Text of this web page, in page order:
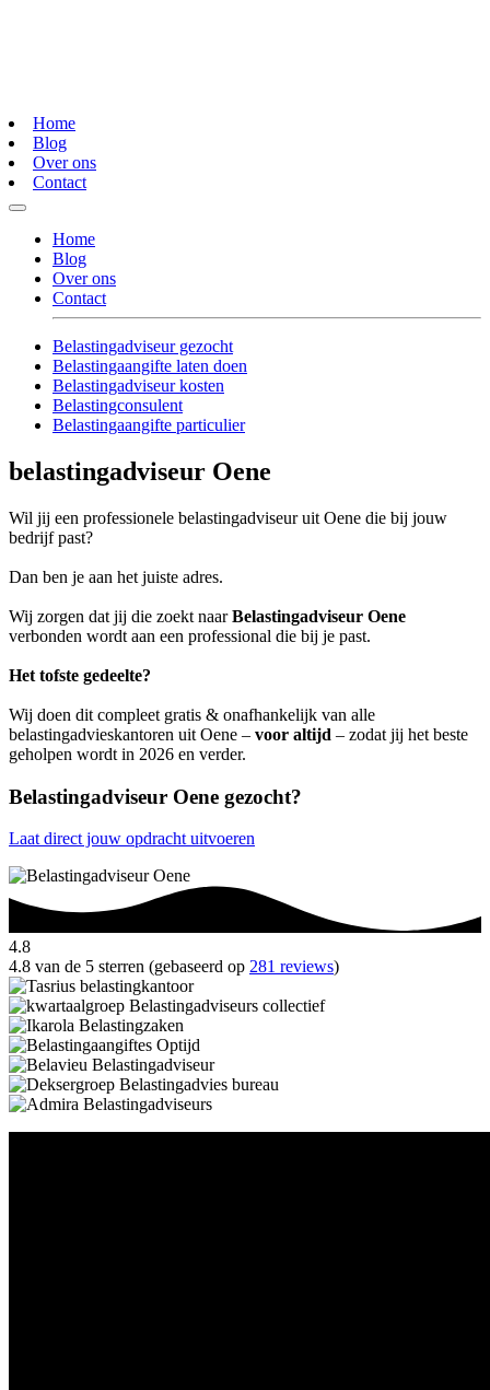
Home
Blog
Over ons
Contact
Home
Blog
Over ons
Contact
Belastingadviseur gezocht
Belastingaangifte laten doen
Belastingadviseur kosten
Belastingconsulent
Belastingaangifte particulier
belastingadviseur Oene
Wil jij een professionele belastingadviseur uit Oene die bij jouw
bedrijf past?
Dan ben je aan het juiste adres.
Wij zorgen dat jij die zoekt naarBelastingadviseur Oene
verbonden wordt aan een professional die bij je past.
Het tofste gedeelte?
Wij doen dit compleet gratis & onafhankelijk van alle
belastingadvieskantoren uit Oene – voor altijd – zodat jij het beste
geholpen wordt in 2026 en verder.
Belastingadviseur Oene gezocht?
Laat direct jouw opdracht uitvoeren
4.8
4.8 van de 5 sterren (gebaseerd op 281 reviews)